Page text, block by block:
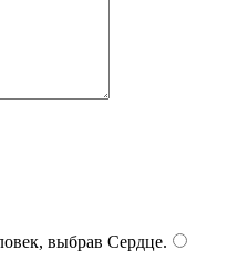
выбрав Сердце.